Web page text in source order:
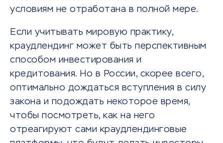
условиям не отработана в полной мере.
Если учитывать мировую практику,
краудлендинг может быть перспективным
способом инвестирования и
кредитования. Но в России, скорее всего,
оптимально дождаться вступления в силу
закона и подождать некоторое время,
чтобы посмотреть, как на него
отреагируют сами краудлендинговые